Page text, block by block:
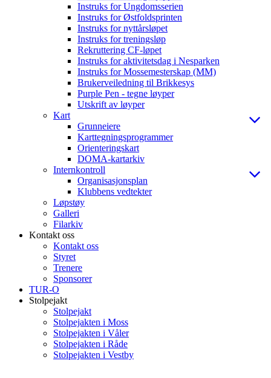
Instruks for Ungdomsserien
Instruks for Østfoldsprinten
Instruks for nyttårsløpet
Instruks for treningsløp
Rekruttering CF-løpet
Instruks for aktivitetsdag i Nesparken
Instruks for Mossemesterskap (MM)
Brukerveiledning til Brikkesys
Purple Pen - tegne løyper
Utskrift av løyper
Kart
Grunneiere
Karttegningsprogrammer
Orienteringskart
DOMA-kartarkiv
Internkontroll
Organisasjonsplan
Klubbens vedtekter
Løpstøy
Galleri
Filarkiv
Kontakt oss
Kontakt oss
Styret
Trenere
Sponsorer
TUR-O
Stolpejakt
Stolpejakt
Stolpejakten i Moss
Stolpejakten i Våler
Stolpejakten i Råde
Stolpejakten i Vestby